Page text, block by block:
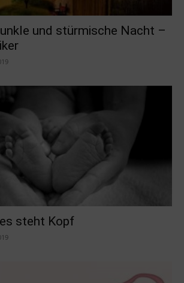
und stürmische Nacht –
steht Kopf